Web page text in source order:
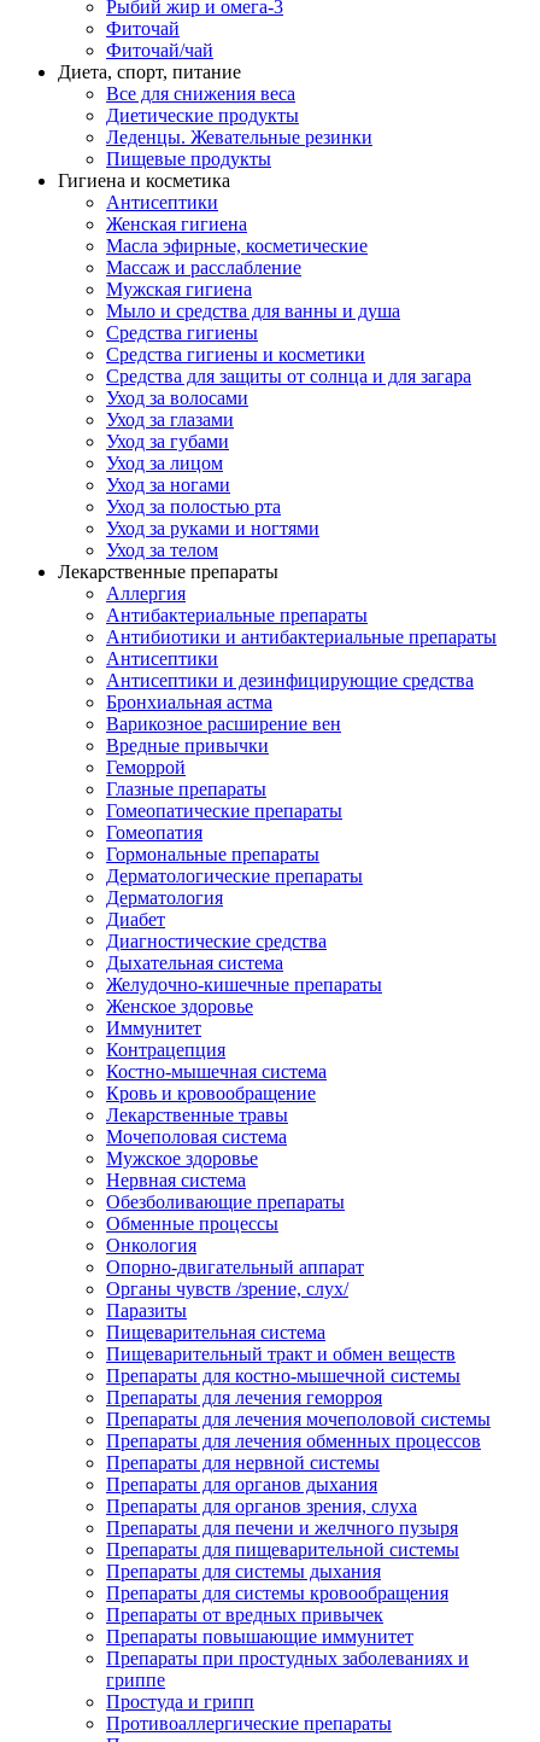
Рыбий жир и омега-3
Фиточай
Фиточай/чай
Диета, спорт, питание
Все для снижения веса
Диетические продукты
Леденцы. Жевательные резинки
Пищевые продукты
Гигиена и косметика
Антисептики
Женская гигиена
Масла эфирные, косметические
Массаж и расслабление
Мужская гигиена
Мыло и средства для ванны и душа
Средства гигиены
Средства гигиены и косметики
Средства для защиты от солнца и для загара
Уход за волосами
Уход за глазами
Уход за губами
Уход за лицом
Уход за ногами
Уход за полостью рта
Уход за руками и ногтями
Уход за телом
Лекарственные препараты
Аллергия
Антибактериальные препараты
Антибиотики и антибактериальные препараты
Антисептики
Антисептики и дезинфицирующие средства
Бронхиальная астма
Варикозное расширение вен
Вредные привычки
Геморрой
Глазные препараты
Гомеопатические препараты
Гомеопатия
Гормональные препараты
Дерматологические препараты
Дерматология
Диабет
Диагностические средства
Дыхательная система
Желудочно-кишечные препараты
Женское здоровье
Иммунитет
Контрацепция
Костно-мышечная система
Кровь и кровообращение
Лекарственные травы
Мочеполовая система
Мужское здоровье
Нервная система
Обезболивающие препараты
Обменные процессы
Онкология
Опорно-двигательный аппарат
Органы чувств /зрение, слух/
Паразиты
Пищеварительная система
Пищеварительный тракт и обмен веществ
Препараты для костно-мышечной системы
Препараты для лечения геморроя
Препараты для лечения мочеполовой системы
Препараты для лечения обменных процессов
Препараты для нервной системы
Препараты для органов дыхания
Препараты для органов зрения, слуха
Препараты для печени и желчного пузыря
Препараты для пищеварительной системы
Препараты для системы дыхания
Препараты для системы кровообращения
Препараты от вредных привычек
Препараты повышающие иммунитет
Препараты при простудных заболеваниях и
гриппе
Простуда и грипп
Противоаллергические препараты